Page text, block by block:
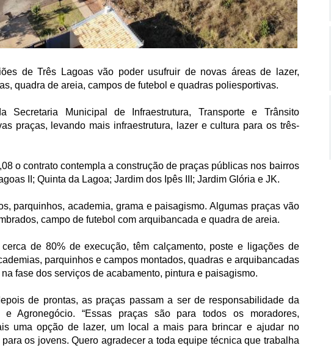
de Três Lagoas vão poder usufruir de novas áreas de lazer,
quadra de areia, campos de futebol e quadras poliesportivas.
Secretaria Municipal de Infraestrutura, Transporte e Trânsito
praças, levando mais infraestrutura, lazer e cultura para os três-
o contrato contempla a construção de praças públicas nos bairros
II; Quinta da Lagoa; Jardim dos Ipês III; Jardim Glória e JK.
parquinhos, academia, grama e paisagismo. Algumas praças vão
campo de futebol com arquibancada e quadra de areia.
de 80% de execução, têm calçamento, poste e ligações de
parquinhos e campos montados, quadras e arquibancadas
fase dos serviços de acabamento, pintura e paisagismo.
de prontas, as praças passam a ser de responsabilidade da
Agronegócio. “Essas praças são para todos os moradores,
uma opção de lazer, um local a mais para brincar e ajudar no
os jovens. Quero agradecer a toda equipe técnica que trabalha